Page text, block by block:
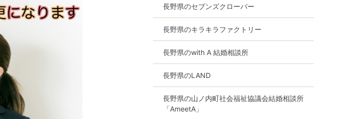
長野県のセブンズクローバー
長野県のキラキラファクトリー
長野県のwith A 結婚相談所
長野県のLAND
長野県の山ノ内町社会福祉協議会結婚相談所
「AmeetA」